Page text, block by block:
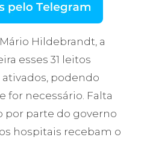
Hildebrandt, a
esses 31 leitos
podendo
for necessário. Falta
por parte do governo
hospitais recebam o